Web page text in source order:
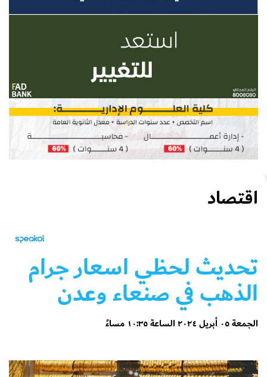
اقتصاد
تحديث لحظي اسعار جرام
الذهب في صنعاء وعدن
الجمعة ٠٥ أبريل ٢٠٢٤ الساعة ١٠:٣٥ مساءً